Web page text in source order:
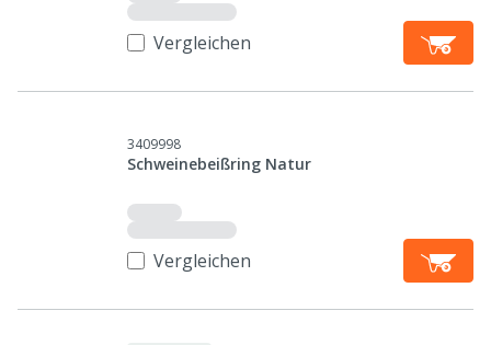
Vergleichen
3409998
Schweinebeißring Natur
Vergleichen